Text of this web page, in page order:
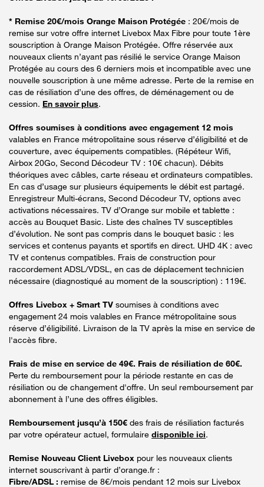
* Remise 20€/mois Orange Maison Protégée : 20€/mois de
remise sur votre offre internet Livebox Max Fibre pour toute 1ère
souscription à Orange Maison Protégée. Offre réservée aux
nouveaux clients n’ayant pas résilié le service Orange Maison
Protégée au cours des 6 derniers mois et incompatible avec une
nouvelle souscription à une même adresse. Perte de la remise en
cas de résiliation d’une des offres, de déménagement ou de
cession. En savoir plus.
Offres soumises à conditions avec engagement 12 mois
valables en France métropolitaine sous réserve d’éligibilité et de
couverture, avec équipements compatibles. (Répéteur Wifi,
Airbox 20Go, Second Décodeur TV : 10€ chacun). Débits
théoriques avec câbles, carte réseau et ordinateurs compatibles.
En cas d’usage sur plusieurs équipements le débit est partagé.
Enregistreur Multi-écrans, Second Décodeur TV, options avec
activations nécessaires. TV d’Orange sur mobile et tablette :
accès au Bouquet Basic. Liste des chaînes TV susceptibles
d’évolution. Ne sont pas compris dans le bouquet basic : les
services et contenus payants et sportifs en direct. UHD 4K : avec
TV et contenus compatibles. Frais de construction pour
raccordement ADSL/VDSL, en cas de déplacement technicien
nécessaire (diagnostiqué au moment de la souscription) : 119€.
Offres Livebox + Smart TV soumises à conditions avec
engagement 24 mois valables en France métropolitaine sous
réserve d’éligibilité. Livraison de la TV après la mise en service de
l'accès fibre.
Frais de mise en service de 49€. Frais de résiliation de 60€.
Perte du remboursement pour la période restante en cas de
résiliation ou de changement d'offre. Un seul remboursement par
abonnement à l’une des offres éligibles.
Remboursement jusqu’à 150€ des frais de résiliation facturés
par votre opérateur actuel, formulaire disponible ici.
Remise Nouveau Client Livebox pour les nouveaux clients
internet souscrivant à partir d’orange.fr :
Fibre/ADSL : remise de 8€/mois pendant 12 mois sur Livebox